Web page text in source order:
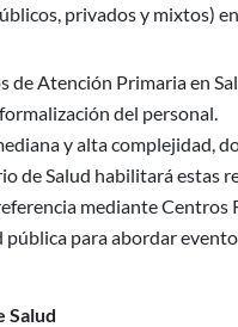
privados y mixtos)
de Atención Primaria en
del personal.
y alta complejidad,
Salud habilitará estas
mediante Centros
para abordar
Salud